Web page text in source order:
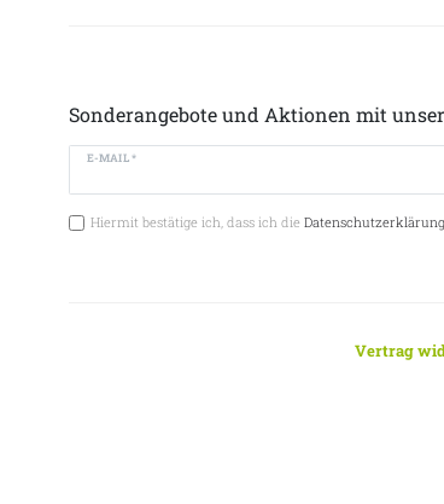
Sonderangebote und Aktionen mit
E-MAIL *
Hiermit bestätige ich, dass ich die Datenschutzerklärung
Vertrag